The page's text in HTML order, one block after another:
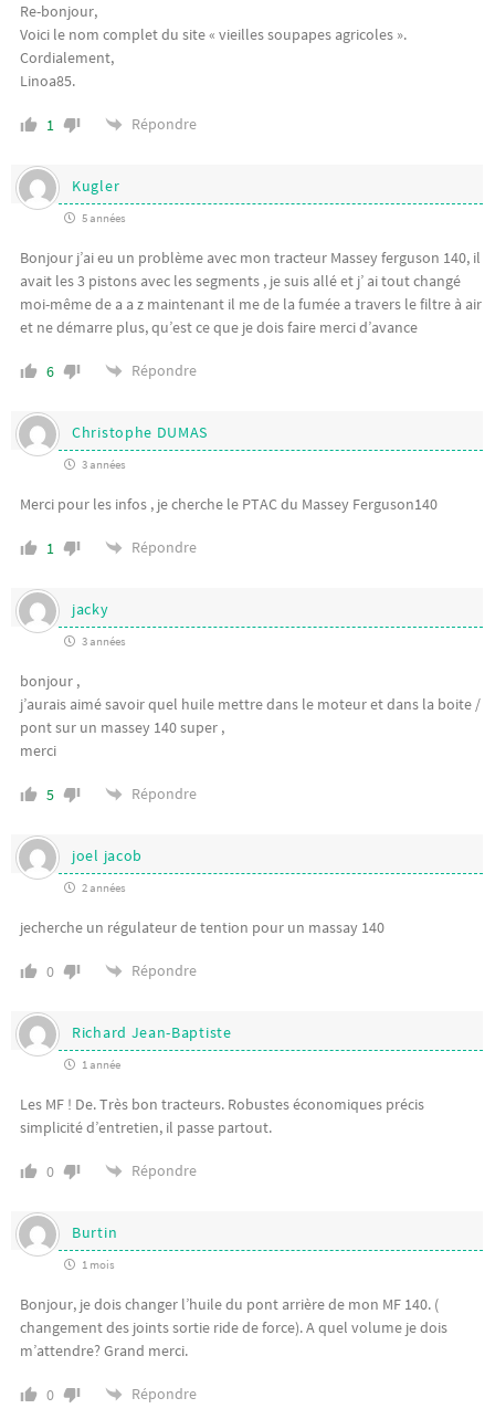
Re-bonjour,
Voici le nom complet du site « vieilles soupapes agricoles ».
Cordialement,
Linoa85.
1 Répondre
Kugler
5 années
Bonjour j’ai eu un problème avec mon tracteur Massey ferguson 140, il
avait les 3 pistons avec les segments , je suis allé et j’ ai tout changé
moi-même de a a z maintenant il me de la fumée a travers le filtre à air
et ne démarre plus, qu’est ce que je dois faire merci d’avance
6 Répondre
Christophe DUMAS
3 années
Merci pour les infos , je cherche le PTAC du Massey Ferguson140
1 Répondre
jacky
3 années
bonjour ,
j’aurais aimé savoir quel huile mettre dans le moteur et dans la boite /
pont sur un massey 140 super ,
merci
5 Répondre
joel jacob
2 années
jecherche un régulateur de tention pour un massay 140
0 Répondre
Richard Jean-Baptiste
1 année
Les MF ! De. Très bon tracteurs. Robustes économiques précis
simplicité d’entretien, il passe partout.
0 Répondre
Burtin
1 mois
Bonjour, je dois changer l’huile du pont arrière de mon MF 140. (
changement des joints sortie ride de force). A quel volume je dois
m’attendre? Grand merci.
0 Répondre